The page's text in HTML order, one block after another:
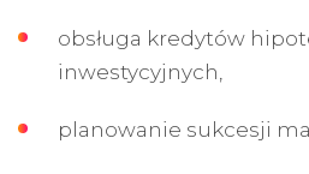
obsługa kredytów
inwestycyjnych,
planowanie sukcesji